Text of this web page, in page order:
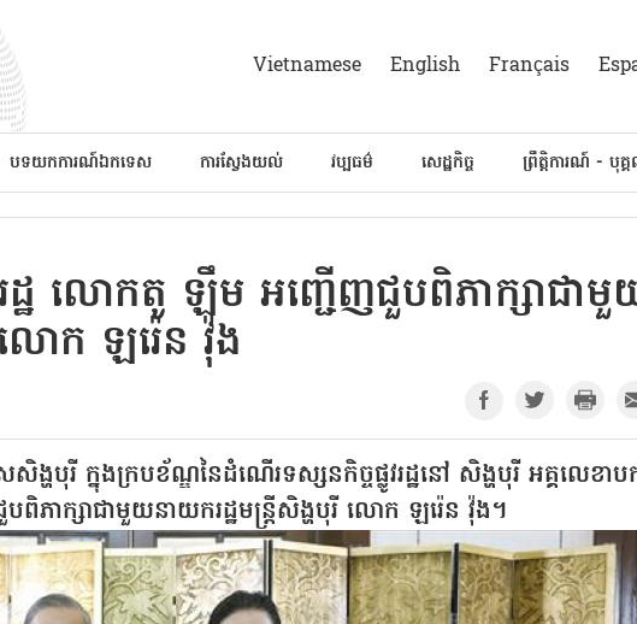
Vietnamese English Français
បទយកការណ៍ឯកទេស ការស្វែងយល់ វប្បធម៌ សេដ្ឋកិច្ច ព្រឹត្តិការណ៍ - បុគ្
រដ្ឋ លោកតូ ឡឹម អញ្ជើញជួបពិភាក្សាជា
លោក ឡរ៉េន វ៉ុង
ហបុរី ក្នុងក្របខ័ណ្ឌនៃដំណើរទស្សនកិច្ចផ្លូវរដ្ឋនៅ សិង្ហបុរី អគ្គលេខាប
ភាក្សាជាមួយនាយករដ្ឋមន្ត្រីសិង្ហបុរី លោក ឡរ៉េន វ៉ុង។